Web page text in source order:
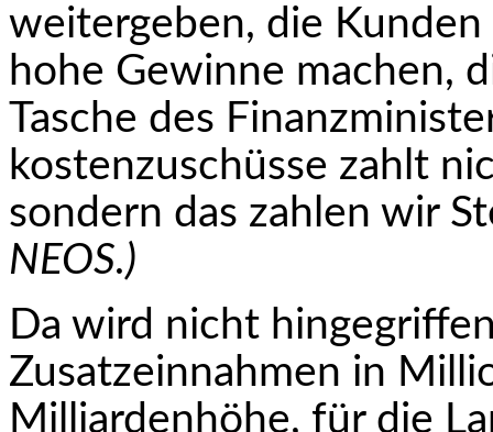
weitergeben, die
hohe Gewinne machen,
Tasche des
kostenzuschüsse zahlt
sondern das zahlen wir
NEOS.)
Da wird nicht
Zusatzeinnahmen in
Milliardenhöhe, für die